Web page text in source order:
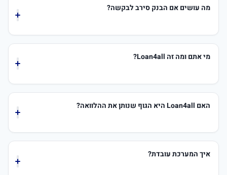
מוקדם", אך החיסכון בריבית כתוצאה מההחזר המוקדם
מה עושים אם הבנק סירב לבקשה?
סירוב מהבנק אינו סוף פסוק. כדאי לבדוק הלוואה מקרנות
הפנסיה וההשתלמות שלכם, לפנות לגופים חוץ-בנקאיים, או
מי אתם ומה זה Loan4all?
אנחנו פלטפורמה טכנולוגית שמטרתה לפשט את תהליך
חיפוש ההלוואות. במקום שתצטרכו לפנות בנפרד לכל בנק
וגוף מימון, אנחנו מרכזים את הפנייה ושולחים אותה לגופים
הרלוונטיים עבורכם.
האם Loan4all היא הגוף שנותן את ההלוואה?
לא. חשוב להדגיש: אנחנו לא בנק ולא מעניקים את הכסף
בעצמנו. אנחנו פלטפורמת השוואה שמחברת אתכם
איך המערכת עובדת?